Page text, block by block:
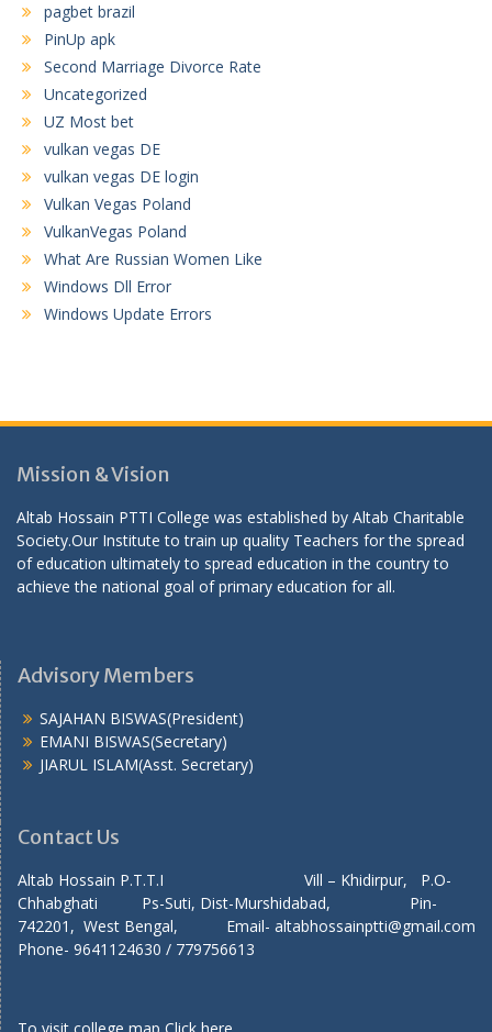
pagbet brazil
PinUp apk
Second Marriage Divorce Rate
Uncategorized
UZ Most bet
vulkan vegas DE
vulkan vegas DE login
Vulkan Vegas Poland
VulkanVegas Poland
What Are Russian Women Like
Windows Dll Error
Windows Update Errors
Mission & Vision
Altab Hossain PTTI College was established by Altab Charitable
Society.Our Institute to train up quality Teachers for the spread
of education ultimately to spread education in the country to
achieve the national goal of primary education for all.
Advisory Members
SAJAHAN BISWAS(President)
EMANI BISWAS(Secretary)
JIARUL ISLAM(Asst. Secretary)
Contact Us
Altab Hossain P.T.T.I Vill – Khidirpur, P.O-
Chhabghati Ps-Suti, Dist-Murshidabad, Pin-
742201, West Bengal, Email- altabhossainptti@gmail.com
Phone- 9641124630 / 779756613